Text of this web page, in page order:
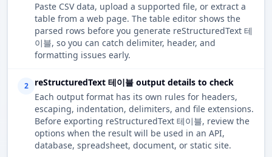
Paste CSV data, upload a supported file, or extract a
table from a web page. The table editor shows the
parsed rows before you generate reStructuredText 테
이블, so you can catch delimiter, header, and
formatting issues early.
2
reStructuredText 테이블 output details to check
Each output format has its own rules for headers,
escaping, indentation, delimiters, and file extensions.
Before exporting reStructuredText 테이블, review the
options when the result will be used in an API,
database, spreadsheet, document, or static site.